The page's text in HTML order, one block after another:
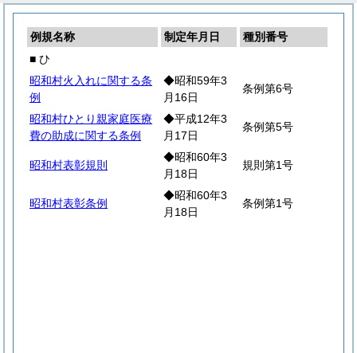
例規名称 制定年月日
種別番号
■ ひ
昭和村火入れに関する条
例
◆昭和59年3
月16日
条例第6号
昭和村ひとり親家庭医療
費の助成に関する条例
◆平成12年3
月17日
条例第5号
昭和村表彰規則
◆昭和60年3
月18日
規則第1号
昭和村表彰条例
◆昭和60年3
月18日
条例第1号